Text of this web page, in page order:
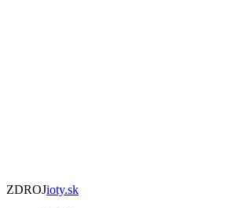
ZDROJioty.sk